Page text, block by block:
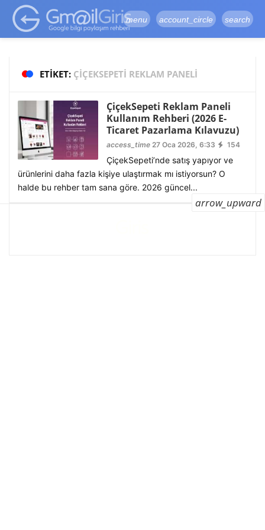
google-site-
verification=vqSI0upH550kabR5X8xpjMYieaXmuBueYgCJBW3uetM
menu account_circle search
ETIKET: ÇIÇEKSEPETI REKLAM PANELI
ÇiçekSepeti Reklam Paneli
Kullanım Rehberi (2026 E-
Ticaret Pazarlama Kılavuzu)
access_time27 Oca 2026, 6:33 154
ÇiçekSepeti’nde satış yapıyor ve
ürünlerini daha fazla kişiye ulaştırmak mı istiyorsun? O
halde bu rehber tam sana göre. 2026 güncel...
arrow_upward